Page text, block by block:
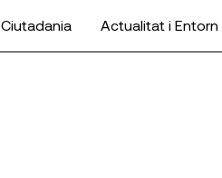
Ciutadania Actualitat i Entorn